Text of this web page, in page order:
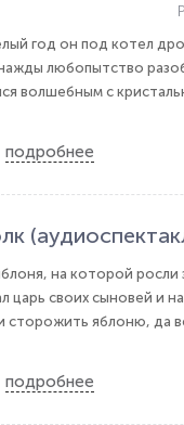
год он под котел
любопытство
волшебным с
подробнее
на которой
царь своих сыновей и
яблоню, да
подробнее